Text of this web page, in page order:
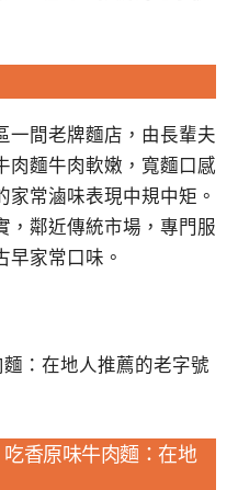
一間老牌麵店，由長輩夫
肉麵牛肉軟嫩，寬麵口感
常滷味表現中規中矩。
，鄰近傳統市場，專門服
早家常口味。
香原味牛肉麵：在地